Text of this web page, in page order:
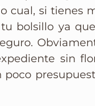
cual, si tienes
bolsillo ya
sin